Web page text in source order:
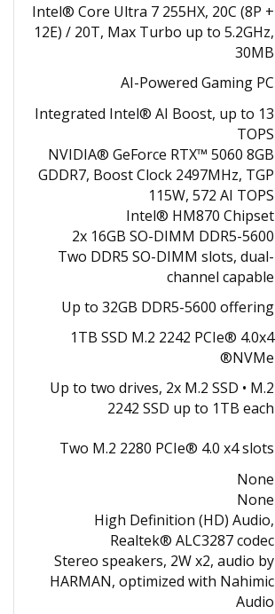
Intel® Core Ultra 7 255HX, 20C (8P +
12E) / 20T, Max Turbo up to 5.2GHz,
30MB
AI-Powered Gaming PC
Integrated Intel® AI Boost, up to 13
TOPS
NVIDIA® GeForce RTX™ 5060 8GB
GDDR7, Boost Clock 2497MHz, TGP
115W, 572 AI TOPS
Intel® HM870 Chipset
2x 16GB SO-DIMM DDR5-5600
Two DDR5 SO-DIMM slots, dual-
channel capable
Up to 32GB DDR5-5600 offering
1TB SSD M.2 2242 PCIe® 4.0x4
NVMe®
Up to two drives, 2x M.2 SSD • M.2
2242 SSD up to 1TB each
Two M.2 2280 PCIe® 4.0 x4 slots
None
None
High Definition (HD) Audio,
Realtek® ALC3287 codec
Stereo speakers, 2W x2, audio by
HARMAN, optimized with Nahimic
Audio